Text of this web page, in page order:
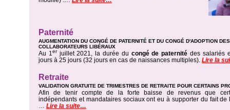
Paternité
AUGMENTATION DU CONGÉ DE PATERNITÉ ET DU CONGÉ D'ADOPTION DES
COLLABORATEURS LIBÉRAUX
Au 1er juillet 2021, la durée du congé de paternité des salariés
jours à 25 jours (32 jours en cas de naissances multiples). Lire la
Retraite
VALIDATION GRATUITE DE TRIMESTRES DE RETRAITE POUR CERTAINS
Afin de tenir compte de la forte baisse de revenus que
indépendants et mandataires sociaux ont eu à supporter du fait de
… Lire la suite…